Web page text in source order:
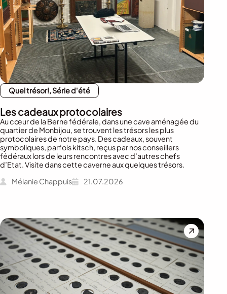
Quel trésor!, Série d'été
Les cadeaux protocolaires
Au cœur de la Berne fédérale, dans une cave aménagée du
quartier de Monbijou, se trouvent les trésors les plus
protocolaires de notre pays. Des cadeaux, souvent
symboliques, parfois kitsch, reçus par nos conseillers
fédéraux lors de leurs rencontres avec d’autres chefs
d’Etat. Visite dans cette caverne aux quelques trésors.
Mélanie Chappuis
21.07.2026